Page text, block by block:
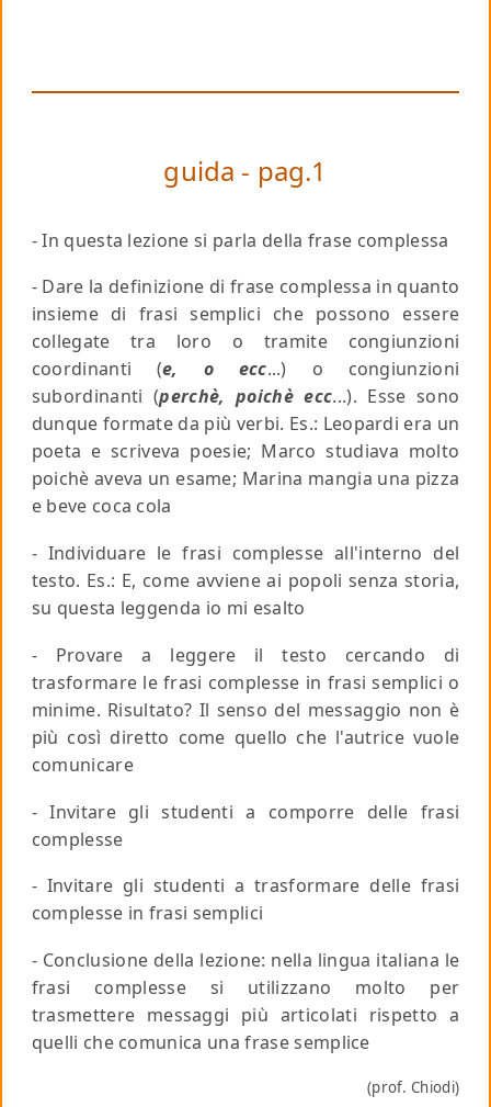
guida - pag.1
- In questa lezione si parla della frase complessa
- Dare la definizione di frase complessa in quanto
insieme di frasi semplici che possono essere
collegate tra loro o tramite congiunzioni
coordinanti (e, o ecc...) o congiunzioni
subordinanti (perchè, poichè ecc...). Esse sono
dunque formate da più verbi. Es.: Leopardi era un
poeta e scriveva poesie; Marco studiava molto
poichè aveva un esame; Marina mangia una pizza
e beve coca cola
- Individuare le frasi complesse all'interno del
testo. Es.: E, come avviene ai popoli senza storia,
su questa leggenda io mi esalto
- Provare a leggere il testo cercando di
trasformare le frasi complesse in frasi semplici o
minime. Risultato? Il senso del messaggio non è
più così diretto come quello che l'autrice vuole
comunicare
- Invitare gli studenti a comporre delle frasi
complesse
- Invitare gli studenti a trasformare delle frasi
complesse in frasi semplici
- Conclusione della lezione: nella lingua italiana le
frasi complesse si utilizzano molto per
trasmettere messaggi più articolati rispetto a
quelli che comunica una frase semplice
(prof. Chiodi)